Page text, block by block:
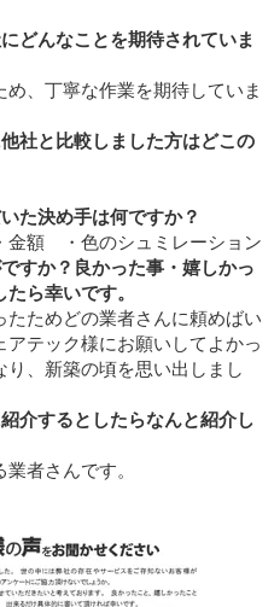
どんなことを期待されていま
、丁寧な作業を期待していま
社と比較しました方はどこの
た決め手は何ですか？
金額 ・色のシュミレーション
すか？良かった事・嬉しかっ
ら幸いです。
ためどの業者さんに頼めばい
テック様にお願いしてよかっ
、新築の頃を思い出しまし
介するとしたらなんと紹介し
者さんです。